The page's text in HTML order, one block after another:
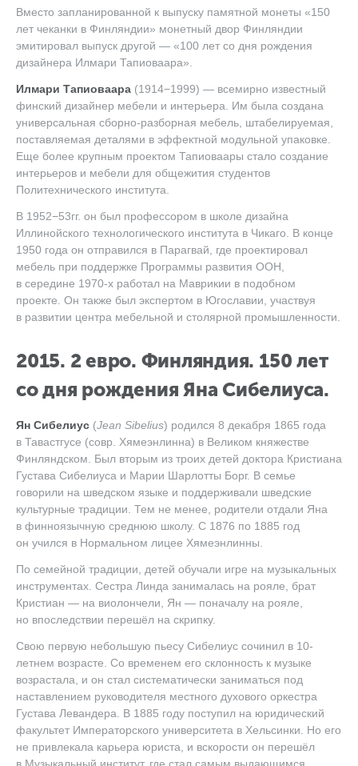
Вместо запланированной к выпуску памятной монеты «150
лет чеканки в Финляндии» монетный двор Финляндии
эмитировал выпуск другой — «100 лет со дня рождения
дизайнера Илмари Тапиоваара».
Илмари Тапиоваара (1914−1999) — всемирно известный
финский дизайнер мебели и интерьера. Им была создана
универсальная сборно-разборная мебель, штабелируемая,
поставляемая деталями в эффектной модульной упаковке.
Еще более крупным проектом Тапиоваары стало создание
интерьеров и мебели для общежития студентов
Политехнического института.
В 1952−53гг. он был профессором в школе дизайна
Иллинойского технологического института в Чикаго. В конце
1950 года он отправился в Парагвай, где проектировал
мебель при поддержке Программы развития ООН,
в середине 1970-х работал на Маврикии в подобном
проекте. Он также был экспертом в Югославии, участвуя
в развитии центра мебельной и столярной промышленности.
2015. 2 евро. Финляндия. 150 лет
со дня рождения Яна Сибелиуса.
Ян Сибелиус (Jean Sibelius) родился 8 декабря 1865 года
в Тавастгусе (совр. Хямеэнлинна) в Великом княжестве
Финляндском. Был вторым из троих детей доктора Кристиана
Густава Сибелиуса и Марии Шарлотты Борг. В семье
говорили на шведском языке и поддерживали шведские
культурные традиции. Тем не менее, родители отдали Яна
в финноязычную среднюю школу. С 1876 по 1885 год
он учился в Нормальном лицее Хямеэнлинны.
По семейной традиции, детей обучали игре на музыкальных
инструментах. Сестра Линда занималась на рояле, брат
Кристиан — на виолончели, Ян — поначалу на рояле,
но впоследствии перешёл на скрипку.
Свою первую небольшую пьесу Сибелиус сочинил в 10-
летнем возрасте. Со временем его склонность к музыке
возрастала, и он стал систематически заниматься под
наставлением руководителя местного духового оркестра
Густава Левандера. В 1885 году поступил на юридический
факультет Императорского университета в Хельсинки. Но его
не привлекала карьера юриста, и вскорости он перешёл